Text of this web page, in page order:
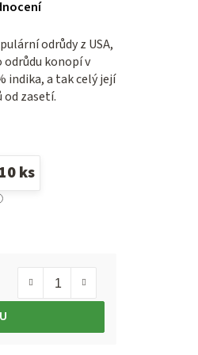
odrůdy z USA,
odrůdu konopí v
indika, a tak celý její
od zasetí.
10 ks